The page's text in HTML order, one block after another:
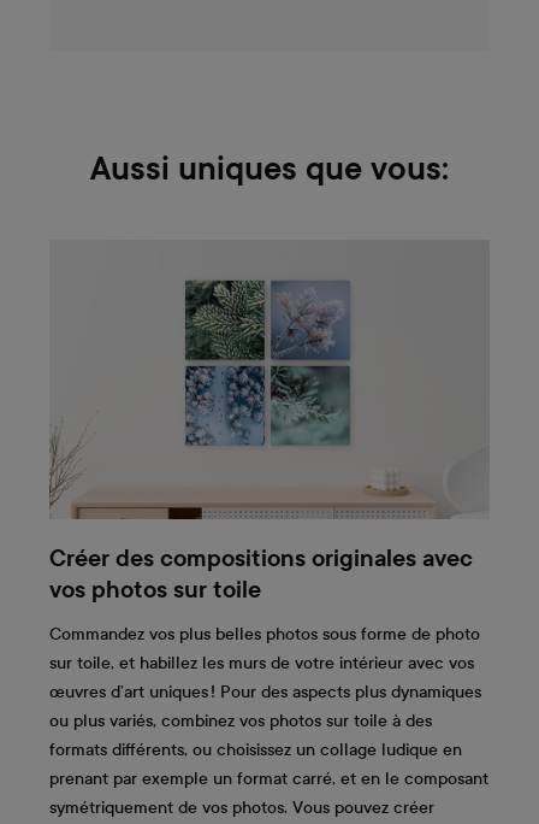
Aussi uniques que vous:
Créer des compositions originales avec
vos photos sur toile
Commandez vos plus belles photos sous forme de photo
sur toile, et habillez les murs de votre intérieur avec vos
œuvres d’art uniques ! Pour des aspects plus dynamiques
ou plus variés, combinez vos photos sur toile à des
formats différents, ou choisissez un collage ludique en
prenant par exemple un format carré, et en le composant
symétriquement de vos photos. Vous pouvez créer